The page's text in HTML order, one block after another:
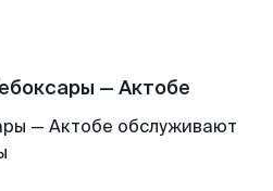
— Актобе
— Актобе обслуживают